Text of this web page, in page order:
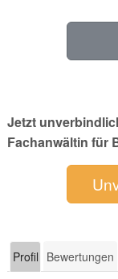
Jetzt
Fachanwältin für
Profil Bewertungen